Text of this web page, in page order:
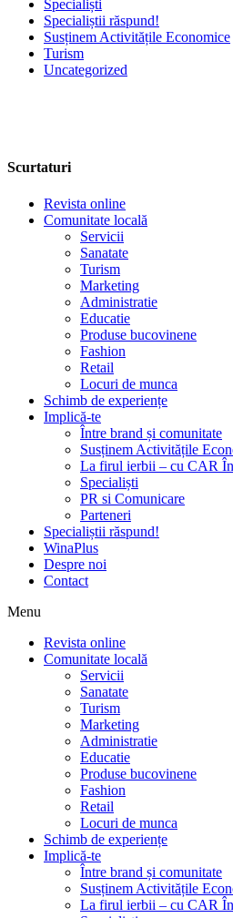
Specialiști
Specialiștii răspund!
Susținem Activitățile Economice
Turism
Uncategorized
Scurtaturi
Revista online
Comunitate locală
Servicii
Sanatate
Turism
Marketing
Administratie
Educatie
Produse bucovinene
Fashion
Retail
Locuri de munca
Schimb de experiențe
Implică-te
Între brand și comunitate
Susținem Activitățile
La firul ierbii – cu CAR
Specialiști
PR si Comunicare
Parteneri
Specialiștii răspund!
WinaPlus
Despre noi
Contact
Menu
Revista online
Comunitate locală
Servicii
Sanatate
Turism
Marketing
Administratie
Educatie
Produse bucovinene
Fashion
Retail
Locuri de munca
Schimb de experiențe
Implică-te
Între brand și comunitate
Susținem Activitățile
La firul ierbii – cu CAR